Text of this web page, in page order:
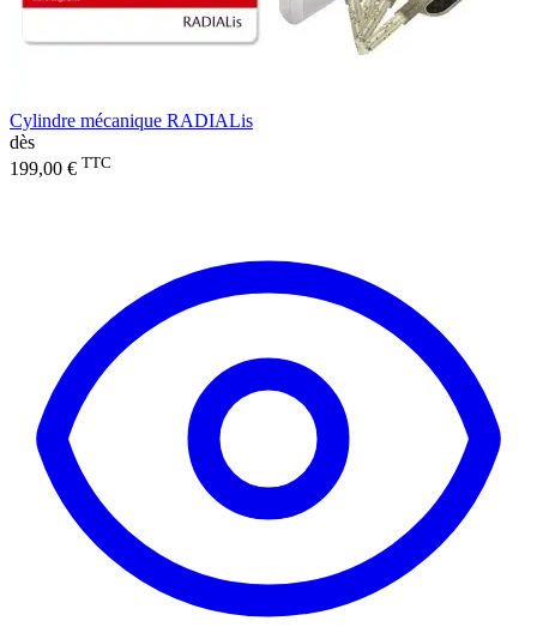
Cylindre mécanique RADIALis
dès
199,00 € TTC